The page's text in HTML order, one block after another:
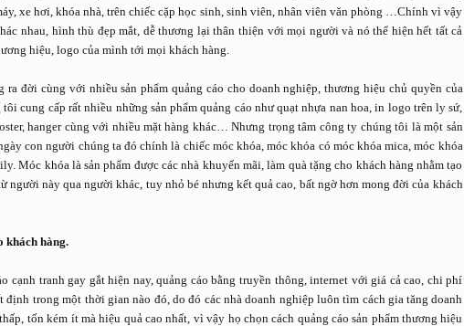
xe hơi, khóa nhà, trên chiếc cặp học sinh, sinh viên, nhân viên văn phòng …Chính vì vậy
nhau, hình thù đẹp mắt, dễ thương lại thân thiện với mọi người và nó thể hiện hết tất cả
hiệu, logo của mình tới mọi khách hàng.
ra đời cùng với nhiều sản phẩm quảng cáo cho doanh nghiệp, thương hiệu chủ quyền của
cung cấp rất nhiều những sản phẩm quảng cáo như quạt nhựa nan hoa, in logo trên ly sứ,
hanger cùng với nhiều mặt hàng khác… Nhưng trọng tâm công ty chúng tôi là một sản
con người chúng ta đó chính là chiếc móc khóa, móc khóa có móc khóa mica, móc khóa
Móc khóa là sản phẩm được các nhà khuyến mãi, làm quà tặng cho khách hàng nhằm tạo
người này qua người khác, tuy nhỏ bé nhưng kết quả cao, bất ngờ hơn mong đời của khách
khách hàng.
cạnh tranh gay gắt hiện nay, quảng cáo bằng truyền thông, internet với giá cả cao, chi phí
định trong một thời gian nào đó, do đó các nhà doanh nghiệp luôn tìm cách gia tăng doanh
tốn kém ít mà hiệu quả cao nhất, vì vậy họ chọn cách quảng cáo sản phẩm thương hiệu